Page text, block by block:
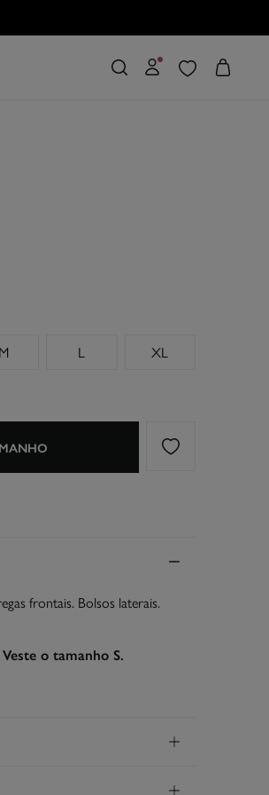
M L XL
frontais. Bolsos laterais.
Veste o tamanho S.